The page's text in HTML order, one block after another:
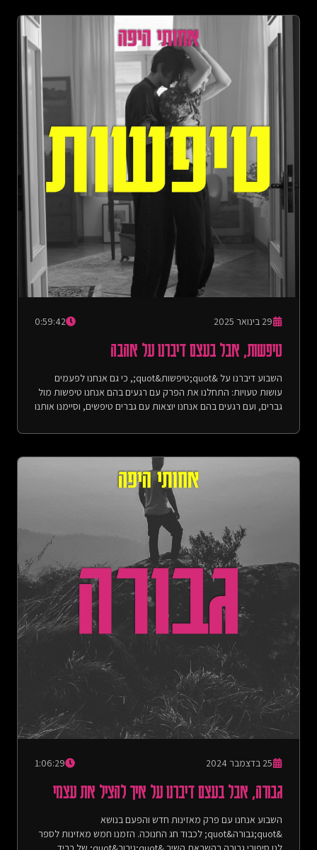
https://open.spotify.com/episode/3N57J0ZHUBgev6ugzC7azj
https://achotihayafa.com/episodes/0125-loneliness-
vulnerability/- &quot;Loneliness&quot; from &quot;Atlas of
the Heart: Mapping Meaningful Connection and the Language
of Human Experience&quot; by Brené Brown, p. 177- Love
Island (2015-): https://www.imdb.com/title/tt4770018/- Boq
and Elphaba Talk - Deleted Scene from “Wicked”:
https://www.youtube.com/watch?v=e1mvFELNmGo בין
השורות:- I&#39;m Not That Girl - Cynthia Erivo, Songwriter:
Stephen Schwartz- הזמן עכשיו - עברי לידר, מילים ולחן: עברי
לידר- פלייליסט עם כל השירים שהופיעו בפינה בין השורות:
https://open.spotify.com/playlist/0iOGSgO1T9lSHQlVfhoHc9Pic
by Anna Shvetsהבהרה: שימוש וסחר בסמים אינו חוקי במדינת
ישראל. אנחנו לא מעודדות צריכה של אי אילו מהחומרים המוזכרים
בפודקאסט.דף הפרק באתר:
https://achotihayafa.com/episodes/0212-the-effort-to-
dispel-loneliness
29 בינואר 2025 0:59:42
טיפשות, אבל בעצם דיברנו על אהבה
השבוע דיברנו על &quot;טיפשות&quot;, כי גם אנחנו לפעמים
עושות טעויות: התחלנו את הפרק עם רגעים בהם אנחנו טיפשות מול
גברים, ועם רגעים בהם אנחנו יוצאות עם גברים טיפשים, וסיימנו אותנו
נפילות שכולו טיפשות ואהבה. עוד עלו בשיחה: ערוץ הילדים, עוגת
(2024), Director: Megan Park -
סיפרה על הנפילה שלה בברלין - שייכות, אבל בעצם דיברנו על
משפחת בחירה (עונה 1, פרק 8):
https://open.spotify.com/episode/7psYTNvmIE0wU5tzS54YFX
https://achotihayafa.com/episodes/0108-belonging-chosen-
family/- הפרק בו צחי סיפר על הנסיעה ללונדון שהייתה בין בריסל
וברלין - ויתור, אבל בעצם דיברנו על מה אנחנו באמת רוצות (עונה 2,
https://open.spotify.com/episode/7HqawQ17BjXNGAk05SLQq7
https://achotihayafa.com/episodes/0205-discouragement-
what-we-really-want/- הפרק בו סיפרנו על הטיול המשותף שלנו
לברלין - התרגשות, אבל בעצם דיברנו על ברלין (עונה 2, פרק 2):
https://open.spotify.com/episode/75jWwSpBYao6ikypm2P1pk
בין השורות:- אהבה - דניאל סלומון, מילים ולחן: דניאל סלומון- אצלך
בעולם - מאיר בנאי ואביתר בנאי, מילים ולחן: מאיר בנאי - פלייליסט
עם כל השירים שהופיעו בפינה בין השורות:
https://open.spotify.com/playlist/0iOGSgO1T9lSHQlVfhoHc9Pic
by Cottonbro Studioהבהרה: שימוש וסחר בסמים אינו חוקי
המוזכרים בפודקאסט.דף הפרק באתר:
25 בדצמבר 2024 1:06:29
גבורה, אבל בעצם דיברנו על איך להציל את עצמי
השבוע אנחנו עם פרק מאזינות חדש והפעם בנושא
&quot;גבורה&quot; לכבוד חג החנוכה. הזמנו חמש מאזינות לספר